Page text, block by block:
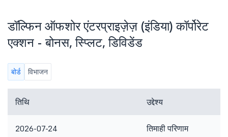
डॉल्फिन ऑफशोर एंटरप्राइज़ेज़ (इंडिया) कॉर्पोरेट
एक्शन - बोनस, स्प्लिट, डिविडेंड
बोर्ड विभाजन
तिथि उद्देश्य
2026-07-24 तिमाही परिणाम